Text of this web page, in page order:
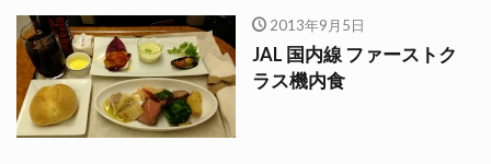
2013年9月5日
JAL 国内線 ファーストク
ラス機内食